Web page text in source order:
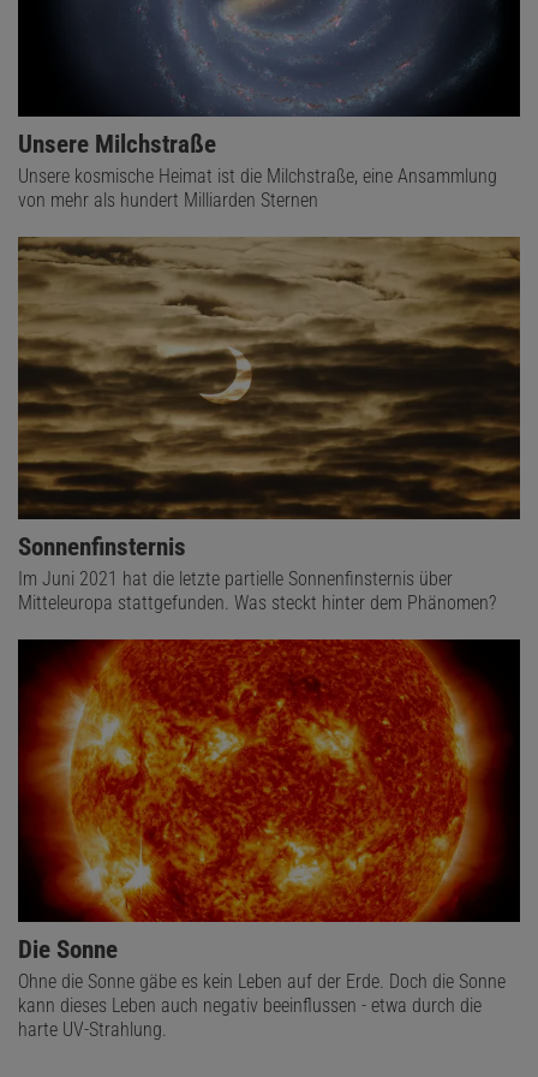
Unsere Milchstraße
Unsere kosmische Heimat ist die Milchstraße, eine Ansammlung
von mehr als hundert Milliarden Sternen
Sonnenfinsternis
Im Juni 2021 hat die letzte partielle Sonnenfinsternis über
Mitteleuropa stattgefunden. Was steckt hinter dem Phänomen?
Die Sonne
Ohne die Sonne gäbe es kein Leben auf der Erde. Doch die Sonne
kann dieses Leben auch negativ beeinflussen - etwa durch die
harte UV-Strahlung.